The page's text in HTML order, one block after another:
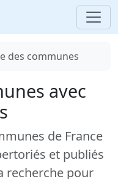
des communes
avec
de France
et publiés
recherche pour